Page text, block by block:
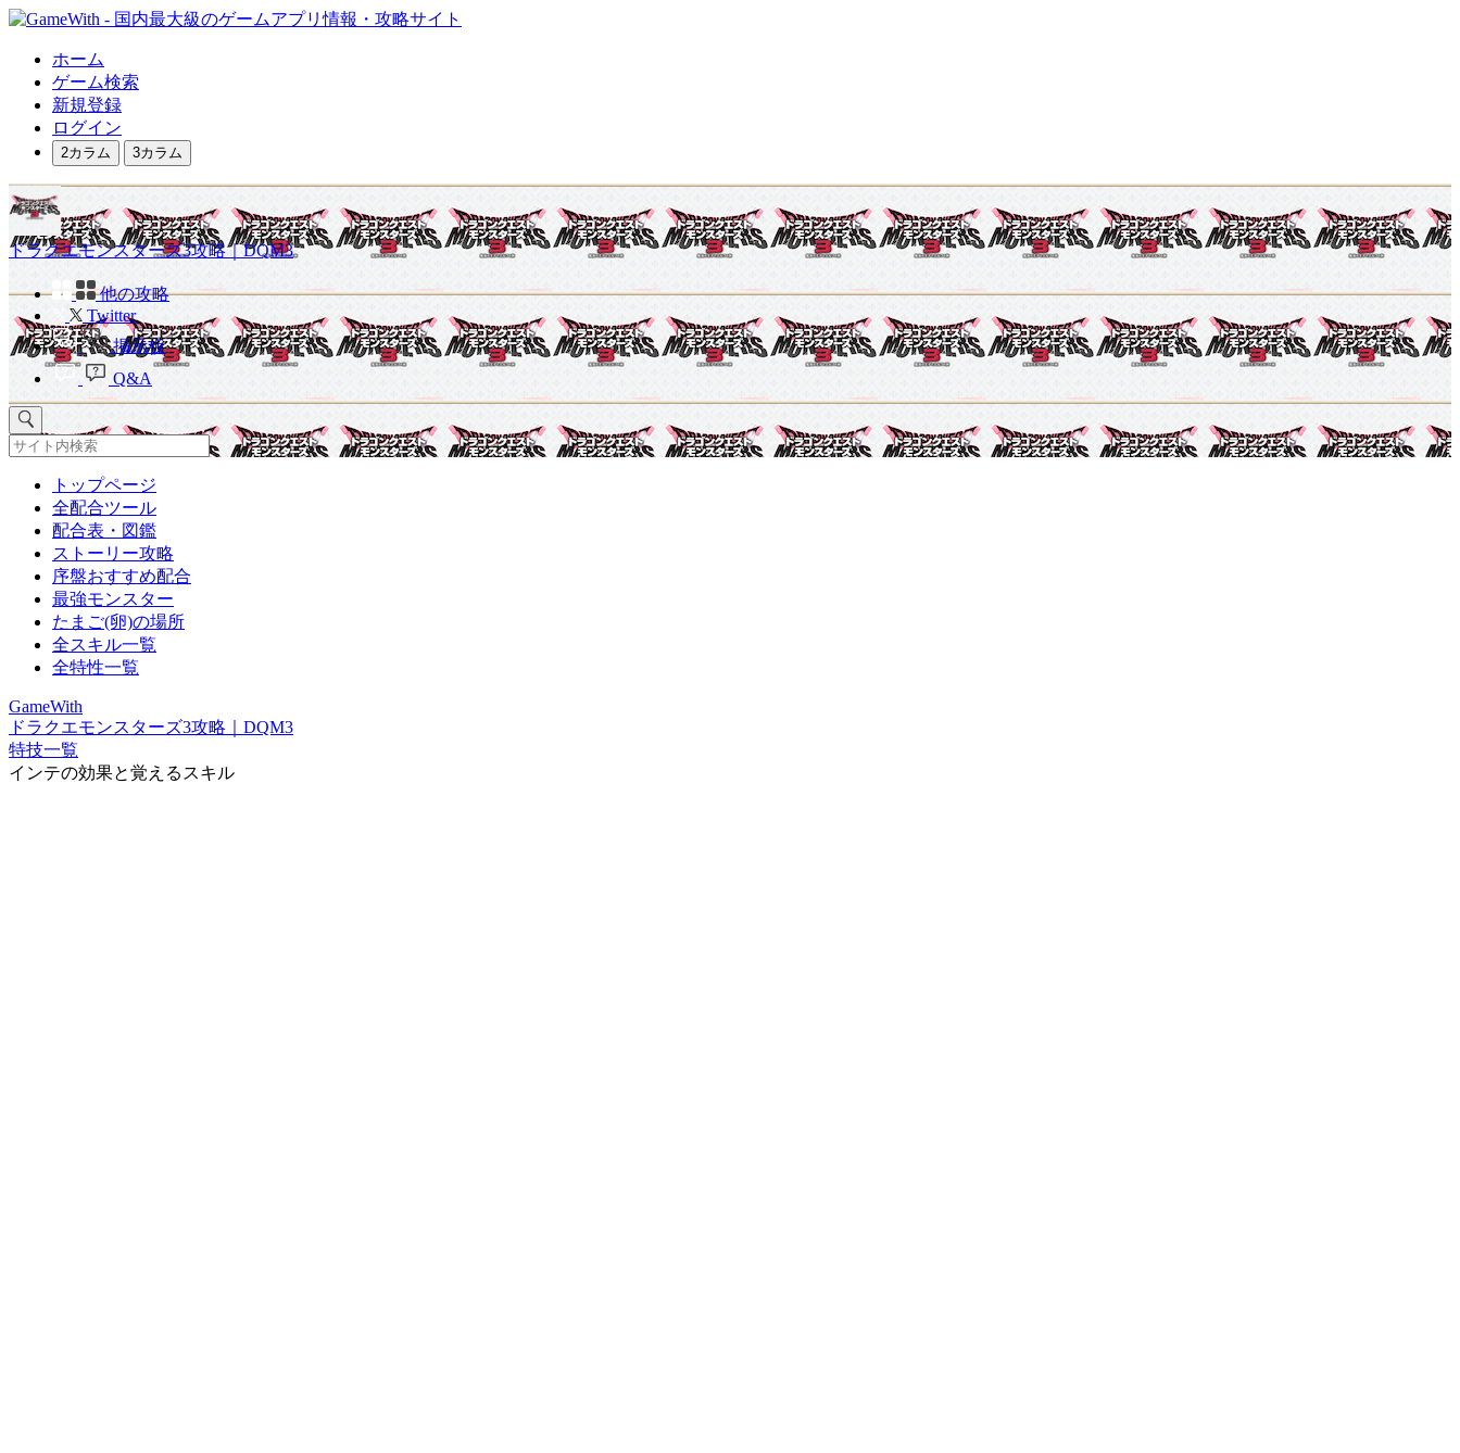
ホーム
ゲーム検索
新規登録
ログイン
2カラム 3カラム
ドラクエモンスターズ3攻略｜DQM3
他の攻略
Twitter
掲示板
Q&A
トップページ
全配合ツール
配合表・図鑑
ストーリー攻略
序盤おすすめ配合
最強モンスター
たまご(卵)の場所
全スキル一覧
全特性一覧
GameWith
ドラクエモンスターズ3攻略｜DQM3
特技一覧
インテの効果と覚えるスキル